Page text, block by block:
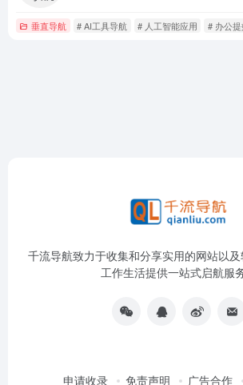
垂直导航 # AI工具导航 # 人工智能应用 # 办公提
千流导航致力于收集和分享实用的网站以
工作生活提供一站式启航服务
申请收录 免责声明 广告合作